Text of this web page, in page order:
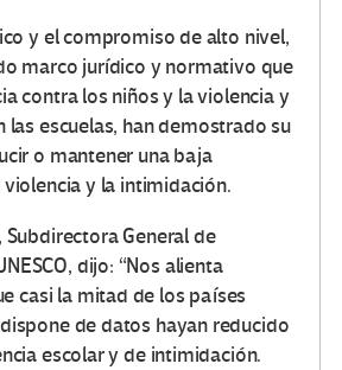
y el compromiso de alto nivel,
marco jurídico y normativo que
contra los niños y la violencia y
las escuelas, han demostrado su
o mantener una baja
y la intimidación.
Subdirectora General de
dijo: “Nos alienta
casi la mitad de los países
de datos hayan reducido
escolar y de intimidación.